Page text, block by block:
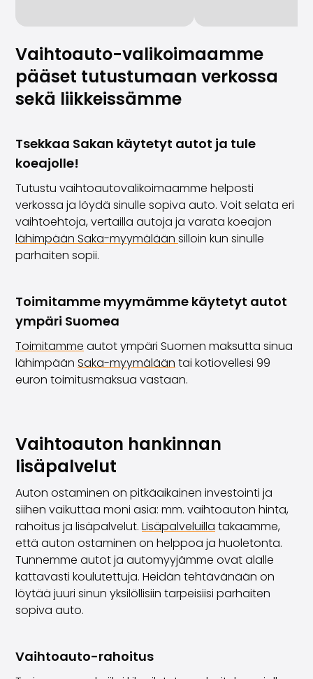
Vaihtoauto-valikoimaamme
pääset tutustumaan verkossa
sekä liikkeissämme
Tsekkaa Sakan käytetyt autot ja tule
koeajolle!
Tutustu vaihtoautovalikoimaamme helposti
verkossa ja löydä sinulle sopiva auto. Voit selata eri
vaihtoehtoja, vertailla autoja ja varata koeajon
lähimpään Saka-myymälään silloin kun sinulle
parhaiten sopii.
Toimitamme myymämme käytetyt autot
ympäri Suomea
Toimitamme autot ympäri Suomen maksutta sinua
lähimpään Saka-myymälään tai kotiovellesi 99
euron toimitusmaksua vastaan.
Vaihtoauton hankinnan
lisäpalvelut
Auton ostaminen on pitkäaikainen investointi ja
siihen vaikuttaa moni asia: mm. vaihtoauton hinta,
rahoitus ja lisäpalvelut. Lisäpalveluilla takaamme,
että auton ostaminen on helppoa ja huoletonta.
Tunnemme autot ja automyyjämme ovat alalle
kattavasti koulutettuja. Heidän tehtävänään on
löytää juuri sinun yksilöllisiin tarpeisiisi parhaiten
sopiva auto.
Vaihtoauto-rahoitus